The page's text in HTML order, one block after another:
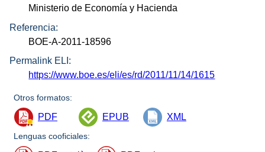
Ministerio de Economía y Hacienda
Referencia:
BOE-A-2011-18596
Permalink ELI:
https://www.boe.es/eli/es/rd/2011/11/14/1615
Otros formatos:
PDF EPUB XML
Lenguas cooficiales: